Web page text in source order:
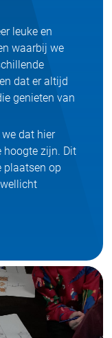
leuke en
waarbij we
dat er altijd
genieten van
dat hier
hoogte zijn. Dit
plaatsen op